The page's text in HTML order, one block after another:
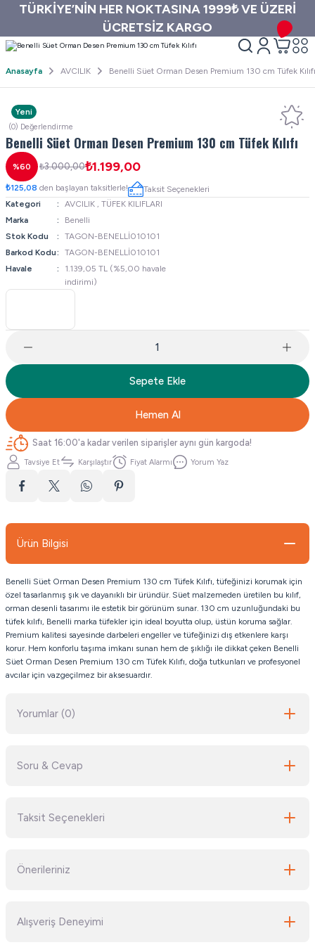
TÜRKİYE’NİN HER NOKTASINA 1999₺ VE ÜZERİ
ÜCRETSİZ KARGO
Anasayfa AVCILIK Benelli Süet Orman Desen Premium 130 cm Tüfek Kılıfı
Yeni
(0) Değerlendirme
Benelli Süet Orman Desen Premium 130 cm Tüfek Kılıfı
%60 ₺3.000,00₺1.199,00
₺125,08 den başlayan taksitlerle!
Taksit Seçenekleri
Kategori
AVCILIK , TÜFEK KILIFLARI
Marka
Benelli
Stok Kodu
TAGON-BENELLİ010101
Barkod Kodu
TAGON-BENELLİ010101
Havale
1.139,05 TL (%5,00 havale
indirimi)
Sepete Ekle
Hemen Al
Saat 16:00'a kadar verilen siparişler aynı gün kargoda!
Tavsiye Et Karşılaştır Fiyat Alarmı Yorum Yaz
Ürün Bilgisi
Benelli Süet Orman Desen Premium 130 cm Tüfek Kılıfı, tüfeğinizi korumak için
özel tasarlanmış şık ve dayanıklı bir üründür. Süet malzemeden üretilen bu kılıf,
orman desenli tasarımı ile estetik bir görünüm sunar. 130 cm uzunluğundaki bu
tüfek kılıfı, Benelli marka tüfekler için ideal boyutta olup, üstün koruma sağlar.
Premium kalitesi sayesinde darbeleri engeller ve tüfeğinizi dış etkenlere karşı
korur. Hem konforlu taşıma imkanı sunan hem de şıklığı ile dikkat çeken Benelli
Süet Orman Desen Premium 130 cm Tüfek Kılıfı, doğa tutkunları ve profesyonel
avcılar için vazgeçilmez bir aksesuardır.
Yorumlar (0)
Soru & Cevap
Taksit Seçenekleri
Önerileriniz
yetersiz gördüğünüz noktaları öneri formunu kullanarak tarafımıza
Alışveriş Deneyimi